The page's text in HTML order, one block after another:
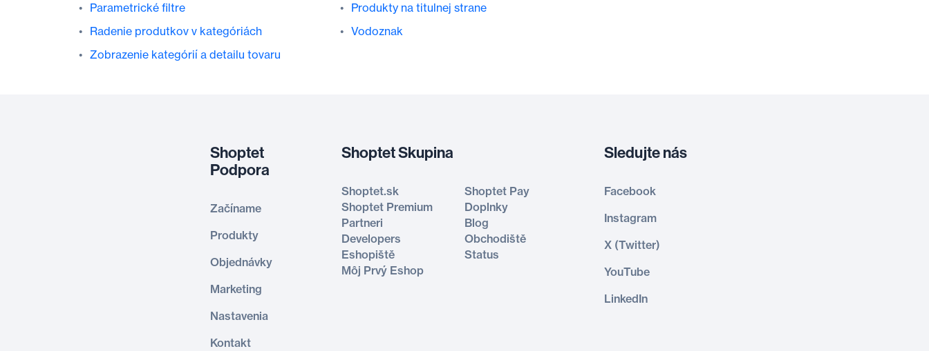
Parametrické filtre
Produkty na titulnej strane
Radenie produtkov v kategóriách
Vodoznak
Zobrazenie kategórií a detailu tovaru
Shoptet
Podpora
Začíname
Produkty
Objednávky
Marketing
Nastavenia
Kontakt
Shoptet Skupina
Shoptet.sk
Shoptet Pay
Shoptet Premium
Doplnky
Partneri
Blog
Developers
Obchodiště
Eshopiště
Status
Môj Prvý Eshop
Sledujte nás
Facebook
Instagram
X (Twitter)
YouTube
LinkedIn